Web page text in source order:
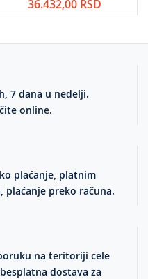
36.432,00 RSD
7 dana u nedelji.
online.
plaćanje, platnim
plaćanje preko računa.
na teritoriji cele
dostava za